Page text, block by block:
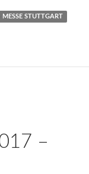
MESSE STUTTGART
–